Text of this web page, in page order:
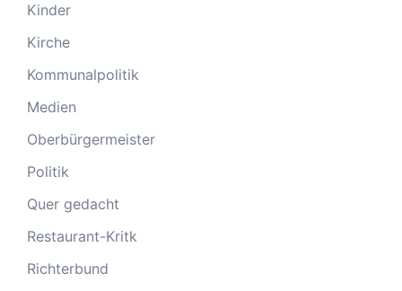
Kinder
Kirche
Kommunalpolitik
Medien
Oberbürgermeister
Politik
Quer gedacht
Restaurant-Kritk
Richterbund